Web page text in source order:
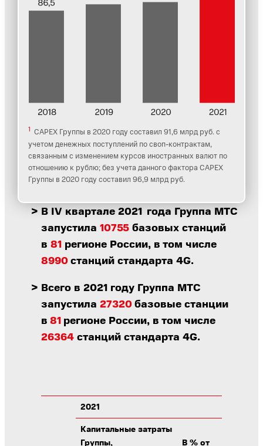
1 CAPEX Группы в 2020 году составил 91,6 млрд руб. с
учетом денежных поступлений по своп-контрактам,
связанным с изменением курсов иностранных валют по
отношению к рублю; без учета данного фактора CAPEX
Группы в 2020 году составил 96,9 млрд руб.
В IV квартале 2021 года Группа МТС
запустила10755 базовых станций
в81 регионе России, в том числе
8990станций стандарта 4G.
Всего в 2021 году Группа МТС
запустила27320базовые станции
в81 регионе России, в том числе
26364 станций стандарта 4G.
2021
Капитальные затраты
Группы,
В % от